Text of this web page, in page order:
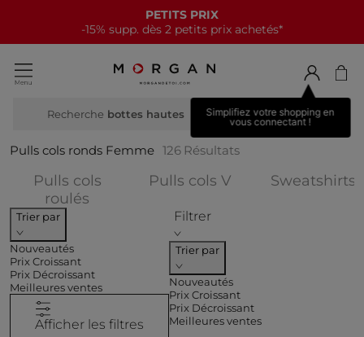
NOUVELLE COLLECTION
15€ offerts tous les 70€*
Simplifiez votre shopping en
vous connectant !
Recherche
Pulls cols ronds Femme 126 Résultats
Pulls cols
roulés
Pulls cols VAffiner parSweatshirts
Trier par
Nouveautés
Prix Croissant
Prix Décroissant
Meilleures ventes
Afficher les filtres
Filtrer
Trier par
Nouveautés
Prix Croissant
Prix Décroissant
Meilleures ventes